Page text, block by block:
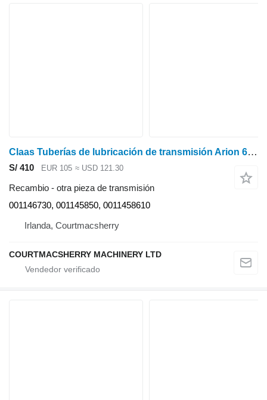
Claas Tuberías de lubricación de transmisión Arion 640, 600, 500 001146730, para ARION 640 tractor de ruedas
S/ 410 EUR 105 ≈ USD 121.30
Recambio - otra pieza de transmisión
001146730, 001145850, 0011458610
Irlanda, Courtmacsherry
COURTMACSHERRY MACHINERY LTD